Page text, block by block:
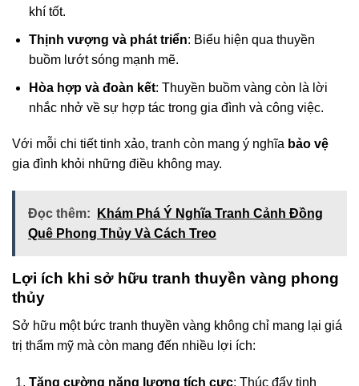
khí tốt.
Thịnh vượng và phát triển: Biểu hiện qua thuyền
buồm lướt sóng mạnh mẽ.
Hòa hợp và đoàn kết: Thuyền buồm vàng còn là lời
nhắc nhở về sự hợp tác trong gia đình và công việc.
Với mỗi chi tiết tinh xảo, tranh còn mang ý nghĩa bảo vệ
gia đình khỏi những điều không may.
Đọc thêm:
Khám Phá Ý Nghĩa Tranh Cảnh Đồng
Quê Phong Thủy Và Cách Treo
Lợi ích khi sở hữu tranh thuyền vàng phong
thủy
Sở hữu một bức tranh thuyền vàng không chỉ mang lại giá
trị thẩm mỹ mà còn mang đến nhiều lợi ích:
Tăng cường năng lượng tích cực: Thúc đẩy tinh